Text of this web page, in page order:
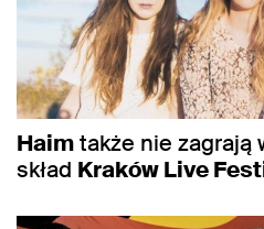
Haimtakże nie zagrają
skład Kraków Live